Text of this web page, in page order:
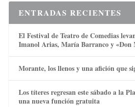
ENTRADAS RECIENTES
El Festival de Teatro de Comedias
Imanol Arias, María Barranco y «Don
Morante, los llenos y una afición que
Los títeres regresan este sábado a la
una nueva función gratuita